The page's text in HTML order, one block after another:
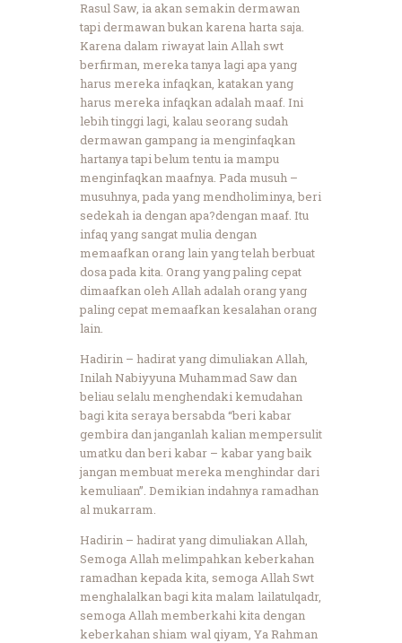
Rasul Saw, ia akan semakin dermawan
tapi dermawan bukan karena harta saja.
Karena dalam riwayat lain Allah swt
berfirman, mereka tanya lagi apa yang
harus mereka infaqkan, katakan yang
harus mereka infaqkan adalah maaf. Ini
lebih tinggi lagi, kalau seorang sudah
dermawan gampang ia menginfaqkan
hartanya tapi belum tentu ia mampu
menginfaqkan maafnya. Pada musuh –
musuhnya, pada yang mendholiminya, beri
sedekah ia dengan apa?dengan maaf. Itu
infaq yang sangat mulia dengan
memaafkan orang lain yang telah berbuat
dosa pada kita. Orang yang paling cepat
dimaafkan oleh Allah adalah orang yang
paling cepat memaafkan kesalahan orang
lain.
Hadirin – hadirat yang dimuliakan Allah,
Inilah Nabiyyuna Muhammad Saw dan
beliau selalu menghendaki kemudahan
bagi kita seraya bersabda “beri kabar
gembira dan janganlah kalian mempersulit
umatku dan beri kabar – kabar yang baik
jangan membuat mereka menghindar dari
kemuliaan”. Demikian indahnya ramadhan
al mukarram.
Hadirin – hadirat yang dimuliakan Allah,
Semoga Allah melimpahkan keberkahan
ramadhan kepada kita, semoga Allah Swt
menghalalkan bagi kita malam lailatulqadr,
semoga Allah memberkahi kita dengan
keberkahan shiam wal qiyam, Ya Rahman